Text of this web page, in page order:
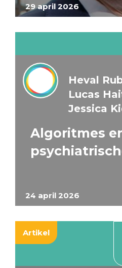
29 april 2026
24 april 2026
Heval
Lucas
Jessica
Algoritmes
Artikel